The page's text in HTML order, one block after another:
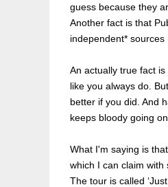
guess because they
Another fact is that
independent* sources
An actually true fact
like you always do.
better if you did. And
keeps bloody going
What I'm saying is
which I can claim with
The tour is called